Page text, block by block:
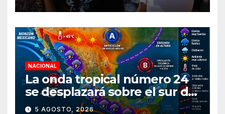
NACIONAL
La onda tropical número 24
se desplazará sobre el sur del
territorio nacional
5 AGOSTO, 2026